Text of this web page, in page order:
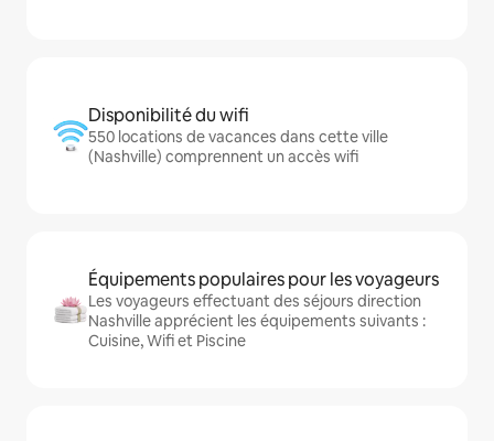
Disponibilité du wifi
550 locations de vacances dans cette ville
(Nashville) comprennent un accès wifi
Équipements populaires pour les voyageurs
Les voyageurs effectuant des séjours direction
Nashville apprécient les équipements suivants :
Cuisine, Wifi et Piscine